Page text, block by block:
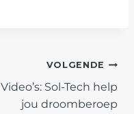
VOLGENDE
Video’s: Sol-Tech help
jou droomberoep